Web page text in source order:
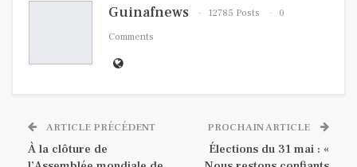
Guinafnews 12785 Posts
0
Comments
ARTICLE PRÉCÉDENT
À la clôture de
PROCHAIN ARTICLE
Élections du 31 mai : «